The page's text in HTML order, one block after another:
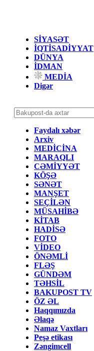
SİYASƏT
İQTİSADİYYAT
DÜNYA
İDMAN
MEDİA
Digər
Faydalı xəbər
Arxiv
MEDİCİNA
MARAQLI
CƏMİYYƏT
KÖŞƏ
SƏNƏT
MANŞET
SEÇİLƏN
MÜSAHİBƏ
KİTAB
HADİSƏ
FOTO
VİDEO
ÖNƏMLİ
FLƏŞ
GÜNDƏM
TƏHSİL
BAKUPOST TV
ÖZ ƏL
Haqqımızda
Əlaqə
Namaz Vaxtları
Peşə etikası
Zəngimcell